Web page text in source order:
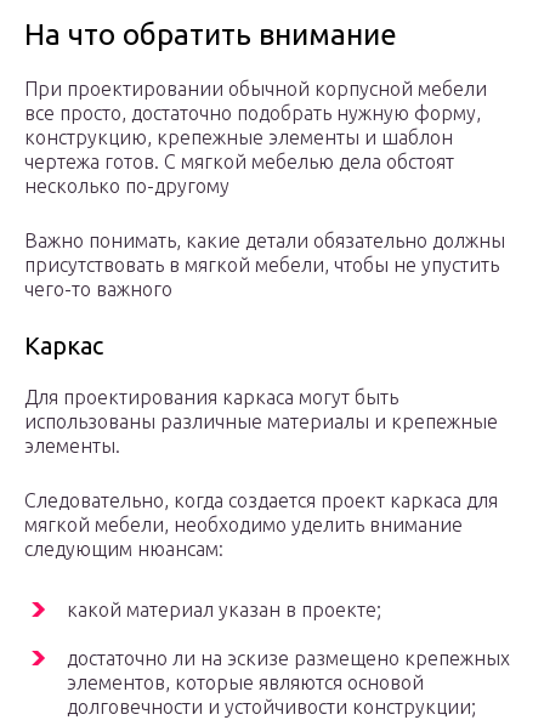
На что обратить внимание
При проектировании обычной корпусной мебели
все просто, достаточно подобрать нужную форму,
конструкцию, крепежные элементы и шаблон
чертежа готов. С мягкой мебелью дела обстоят
несколько по-другому
Важно понимать, какие детали обязательно должны
присутствовать в мягкой мебели, чтобы не упустить
чего-то важного
Каркас
Для проектирования каркаса могут быть
использованы различные материалы и крепежные
элементы.
Следовательно, когда создается проект каркаса для
мягкой мебели, необходимо уделить внимание
следующим нюансам:
какой материал указан в проекте;
достаточно ли на эскизе размещено крепежных
элементов, которые являются основой
долговечности и устойчивости конструкции;